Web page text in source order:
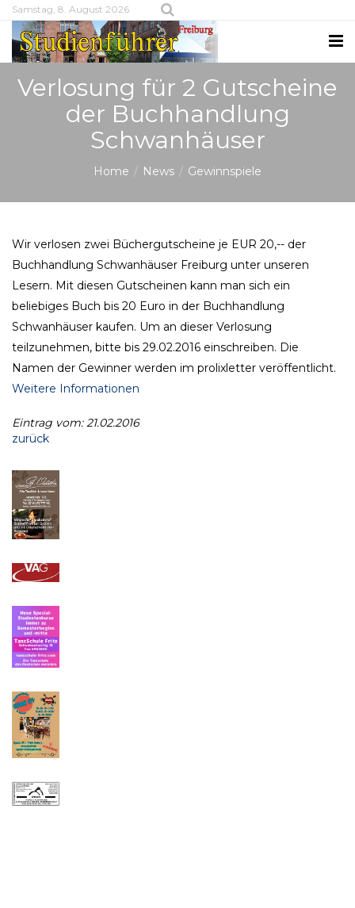
Samstag, 8. August 2026
Verlosung für 2 Gutscheine
der Buchhandlung
Schwanhäuser
Home News Gewinnspiele
Wir verlosen zwei Büchergutscheine je EUR 20,-- der
Buchhandlung Schwanhäuser Freiburg unter unseren
Lesern. Mit diesen Gutscheinen kann man sich ein
beliebiges Buch bis 20 Euro in der Buchhandlung
Schwanhäuser kaufen. Um an dieser Verlosung
teilzunehmen, bitte bis 29.02.2016 einschreiben. Die
Namen der Gewinner werden im prolixletter veröffentlicht.
Weitere Informationen
Eintrag vom: 21.02.2016
zurück